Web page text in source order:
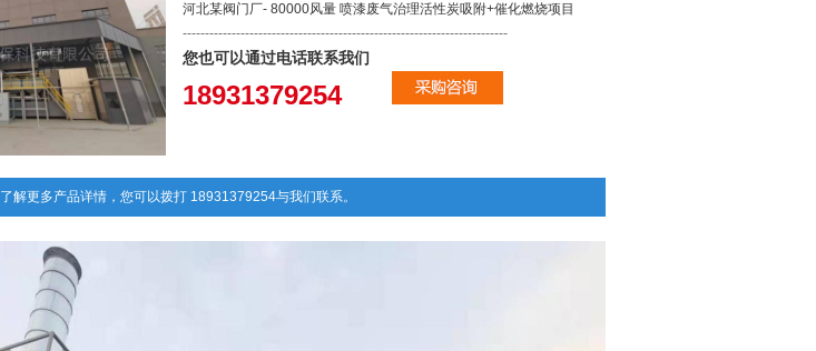
河北某阀门厂- 80000风量 喷漆废气治理活性炭吸附+催化燃烧项目
-------------------------------------------------------------------------
您也可以通过电话联系我们
18931379254
了解更多产品详情，您可以拨打 18931379254与我们联系。